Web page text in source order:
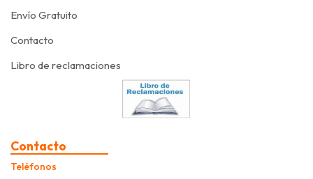
Envío Gratuito
Contacto
Libro de reclamaciones
Contacto
Teléfonos